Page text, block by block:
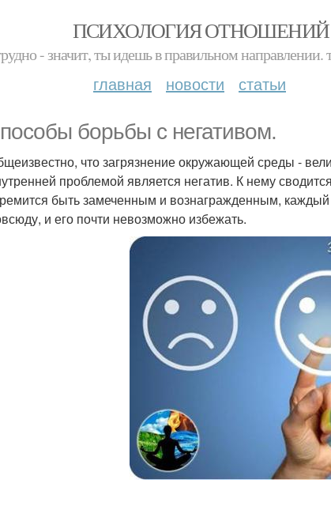
ПСИХОЛОГИЯ ОТНОШЕНИЙ
- значит, ты идешь в правильном
главная новости статьи
борьбы с негативом.
что загрязнение окружающей среды -
проблемой является негатив. К нему
быть замеченным и вознагражденным,
и его почти невозможно избежать.